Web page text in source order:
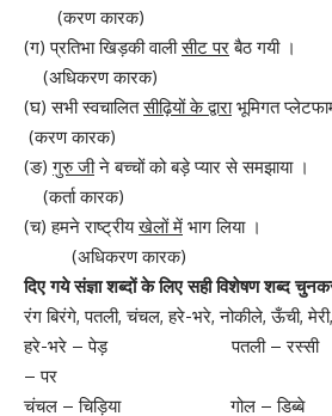
(करण कारक)
(ग) प्रतिभा खिड़की वालीसीट परबैठ
(अधिकरण कारक)
(घ) सभी स्वचालितसीढ़ियों के द्वाराभूमिगत
(करण कारक)
(ङ)गुरु जीने बच्चों को बड़े
(कर्ता कारक)
(च) हमने राष्ट्रीयखेलों में भाग
(अधिकरण कारक)
दिए गये संज्ञा शब्दों के लिए सही विशेषण शब्द
रंग बिरंगे, पतली, चंचल, हरे-भरे, नोकीले, ऊँची,
हरे-भरे – पेड़ पतली –
– पर
चंचल – चिड़िया गोल –